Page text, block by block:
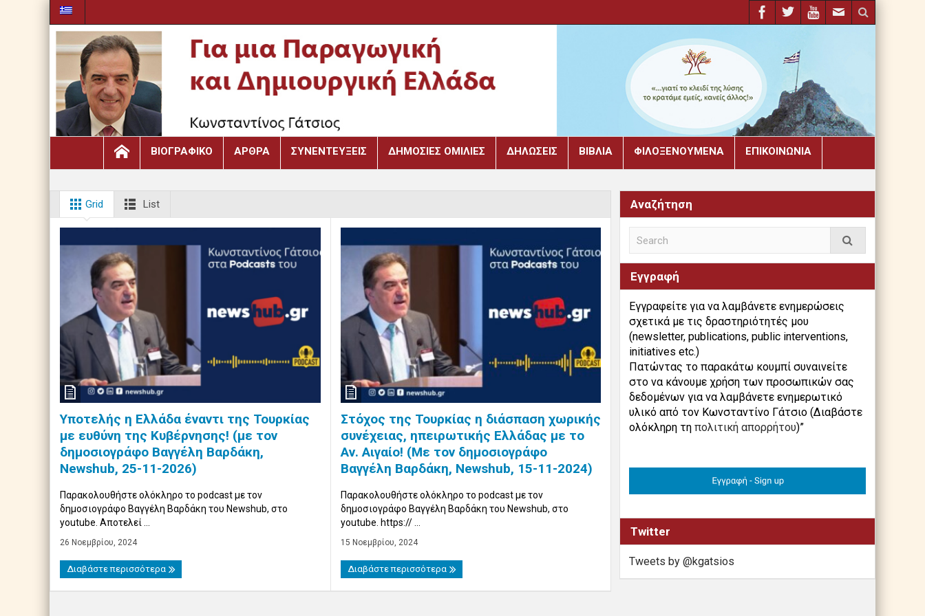
ΒΙΟΓΡΑΦΙΚΌ ΆΡΘΡΑ ΣΥΝΕΝΤΕΎΞΕΙΣ ΔΗΜΌΣΙΕΣ ΟΜΙΛΊΕΣ ΔΗΛΏΣΕΙΣ ΒΙΒΛΙΑ ΦΙΛΟΞΕΝΟΎΜΕΝΑ ΕΠΙΚΟΙΝΩΝΊΑ
Grid List
Υποτελής η Ελλάδα έναντι της Τουρκίας
με ευθύνη της Κυβέρνησης! (με τον
δημοσιογράφο Βαγγέλη Βαρδάκη,
Newshub, 25-11-2026)
Παρακολουθήστε ολόκληρο το podcast με τον
δημοσιογράφο Βαγγέλη Βαρδάκη του Newshub, στο
youtube. Αποτελεί ...
26 Νοεμβρίου, 2024
Διαβάστε περισσότερα
Στόχος της Τουρκίας η διάσπαση χωρικής
συνέχειας, ηπειρωτικής Ελλάδας με το
Αν. Αιγαίο! (Με τον δημοσιογράφο
Βαγγέλη Βαρδάκη, Newshub, 15-11-2024)
Παρακολουθήστε ολόκληρο το podcast με τον
δημοσιογράφο Βαγγέλη Βαρδάκη του Newshub, στο
youtube. https:// ...
15 Νοεμβρίου, 2024
Διαβάστε περισσότερα
Αναζήτηση
Εγγραφή
Εγγραφείτε για να λαμβάνετε ενημερώσεις
σχετικά με τις δραστηριότητές μου
(newsletter, publications, public interventions,
initiatives etc.)
Πατώντας το παρακάτω κουμπί συναινείτε
στο να κάνουμε χρήση των προσωπικών σας
δεδομένων για να λαμβάνετε ενημερωτικό
υλικό από τον Κωνσταντίνο Γάτσιο (Διαβάστε
ολόκληρη τη πολιτική απορρήτου)”
Twitter
Tweets by @kgatsios